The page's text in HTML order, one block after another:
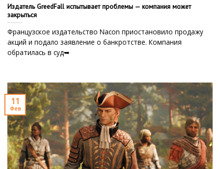
Издатель GreedFall испытывает проблемы — компания может
закрыться
Французское издательство Nacon приостановило продажу
акций и подало заявление о банкротстве. Компания
обратилась в суд➥
11
Фев